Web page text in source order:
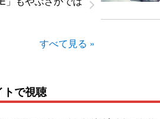
すべて見る »
で視聴